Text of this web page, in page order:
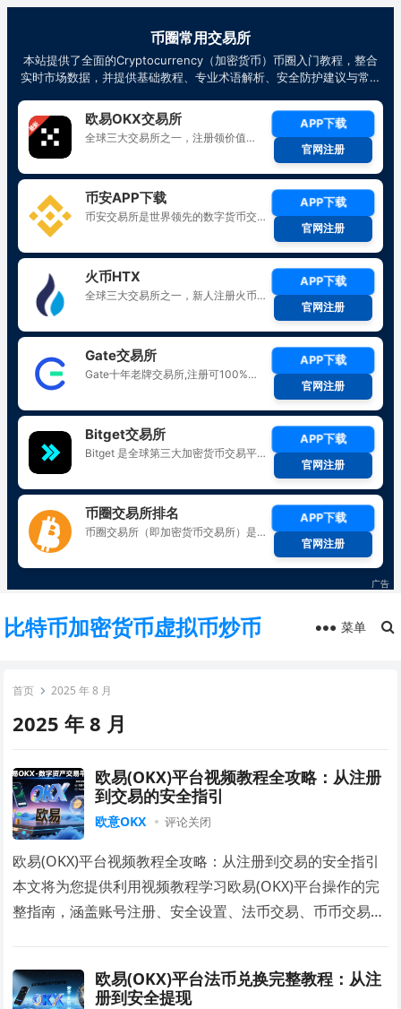
比特币加密货币虚拟币炒币 菜单
首页 2025 年 8 月
2025 年 8 月
欧易(OKX)平台视频教程全攻略：从注册
到交易的安全指引
欧意OKX 评论关闭
欧易(OKX)平台视频教程全攻略：从注册到交易的安全指引
本文将为您提供利用视频教程学习欧易(OKX)平台操作的完
整指南，涵盖账号注册、安全设置、法币交易、币币交易、
欧易(OKX)平台法币兑换完整教程：从注
册到安全提现